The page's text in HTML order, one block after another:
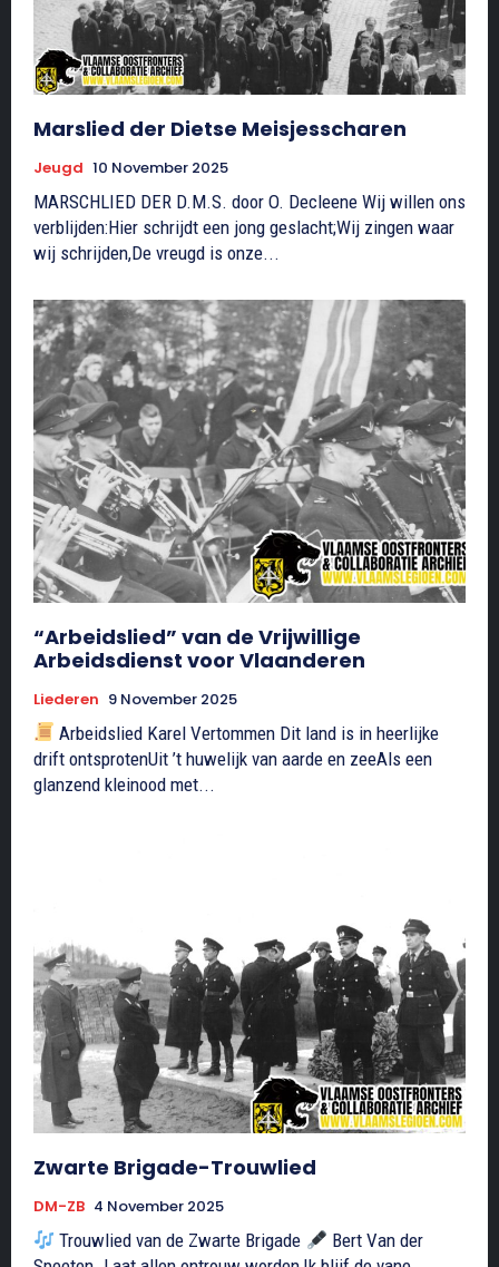
Marslied der Dietse Meisjesscharen
Jeugd 10 November 2025
MARSCHLIED DER D.M.S. door O. Decleene Wij willen ons
verblijden:Hier schrijdt een jong geslacht;Wij zingen waar
wij schrijden,De vreugd is onze...
“Arbeidslied” van de Vrijwillige
Arbeidsdienst voor Vlaanderen
Liederen 9 November 2025
Arbeidslied Karel Vertommen Dit land is in heerlijke
drift ontsprotenUit ’t huwelijk van aarde en zeeAls een
glanzend kleinood met...
Zwarte Brigade-Trouwlied
DM-ZB 4 November 2025
Trouwlied van de Zwarte Brigade
Bert Van der